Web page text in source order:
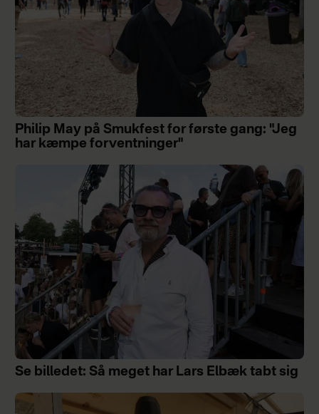
Philip May på Smukfest for første gang: "Jeg
har kæmpe forventninger"
Se billedet: Så meget har Lars Elbæk tabt sig